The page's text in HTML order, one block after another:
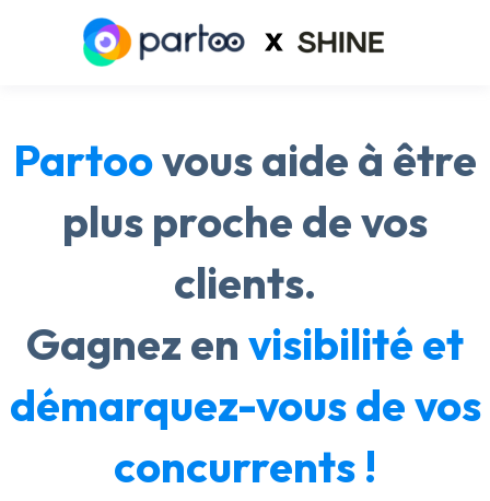
Partoovous aide à être
plus proche de vos
clients.
Gagnez en visibilité et
démarquez-vousde vos
concurrents !